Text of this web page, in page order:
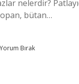
nelerdir?
bütan…
Yorum Bırak